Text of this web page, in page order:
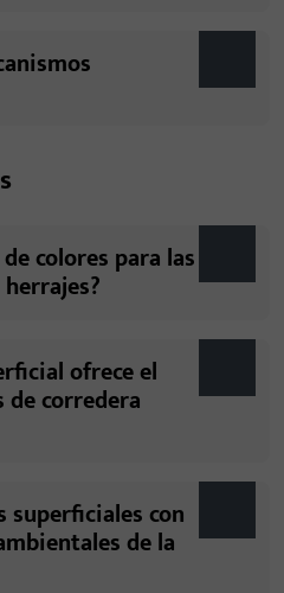
colores para las
ofrece el
corredera
superficiales con
de la